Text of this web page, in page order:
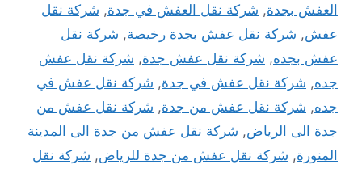
العفش بجدة, شركة نقل العفش في جدة, شركة نقل
عفش, شركة نقل عفش بجدة رخيصة, شركة نقل
عفش بجده, شركة نقل عفش جدة, شركة نقل عفش
جده, شركة نقل عفش في جدة, شركة نقل عفش في
جده, شركة نقل عفش من جدة, شركة نقل عفش من
جدة الى الرياض, شركة نقل عفش من جدة الى المدينة
المنورة, شركة نقل عفش من جدة للرياض, شركة نقل